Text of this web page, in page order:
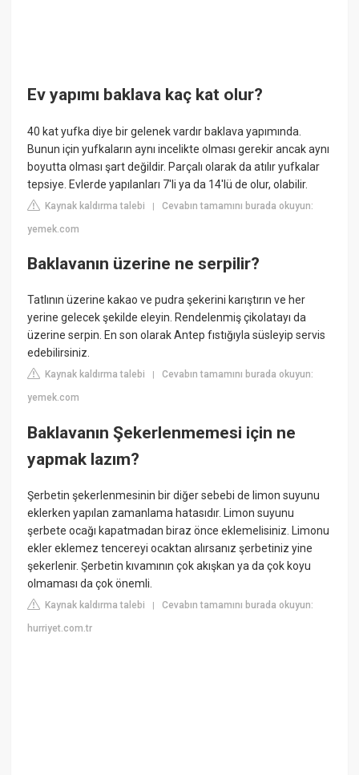
Ev yapımı baklava kaç kat olur?
40 kat yufka diye bir gelenek vardır baklava yapımında.
Bunun için yufkaların aynı incelikte olması gerekir ancak aynı
boyutta olması şart değildir. Parçalı olarak da atılır yufkalar
tepsiye. Evlerde yapılanları 7'li ya da 14'lü de olur, olabilir.
Kaynak kaldırma talebi |Cevabın tamamını burada okuyun:
yemek.com
Baklavanın üzerine ne serpilir?
Tatlının üzerine kakao ve pudra şekerini karıştırın ve her
yerine gelecek şekilde eleyin. Rendelenmiş çikolatayı da
üzerine serpin. En son olarak Antep fıstığıyla süsleyip servis
edebilirsiniz.
Kaynak kaldırma talebi |Cevabın tamamını burada okuyun:
yemek.com
Baklavanın Şekerlenmemesi için ne
yapmak lazım?
Şerbetin şekerlenmesinin bir diğer sebebi de limon suyunu
eklerken yapılan zamanlama hatasıdır. Limon suyunu
şerbete ocağı kapatmadan biraz önce eklemelisiniz. Limonu
ekler eklemez tencereyi ocaktan alırsanız şerbetiniz yine
şekerlenir. Şerbetin kıvamının çok akışkan ya da çok koyu
olmaması da çok önemli.
Kaynak kaldırma talebi |Cevabın tamamını burada okuyun:
hurriyet.com.tr